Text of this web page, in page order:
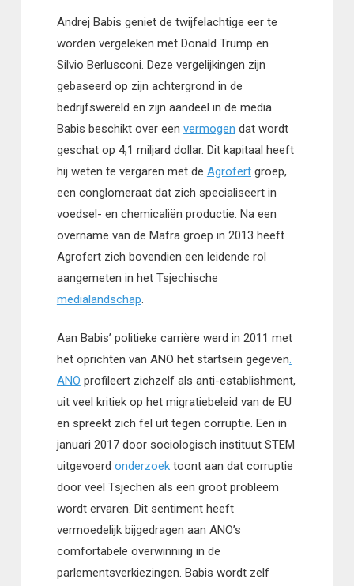
Andrej Babis geniet de twijfelachtige eer te
worden vergeleken met Donald Trump en
Silvio Berlusconi. Deze vergelijkingen zijn
gebaseerd op zijn achtergrond in de
bedrijfswereld en zijn aandeel in de media.
Babis beschikt over een vermogen dat wordt
geschat op 4,1 miljard dollar. Dit kapitaal heeft
hij weten te vergaren met de Agrofertgroep,
een conglomeraat dat zich specialiseert in
voedsel- en chemicaliën productie. Na een
overname van de Mafra groep in 2013 heeft
Agrofert zich bovendien een leidende rol
aangemeten in het Tsjechische
medialandschap
Aan Babis’ politieke carrière werd in 2011 met
het oprichten van ANO het startsein gegeven.
ANO profileert zichzelf als anti-establishment,
uit veel kritiek op het migratiebeleid van de EU
en spreekt zich fel uit tegen corruptie. Een in
januari 2017 door sociologisch instituut STEM
uitgevoerd onderzoektoont aan dat corruptie
door veel Tsjechen als een groot probleem
wordt ervaren. Dit sentiment heeft
vermoedelijk bijgedragen aan ANO’s
comfortabele overwinning in de
parlementsverkiezingen. Babis wordt zelf